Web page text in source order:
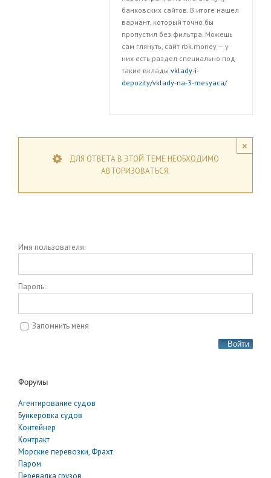
банковских сайтов. В итоге нашел
вариант, который точно бы
пропустил без фильтра. Можешь
сам глянуть, сайт rbk.money — у
них есть раздел специально под
такие вклады vklady-i-
depozity/vklady-na-3-mesyaca/
×
ДЛЯ ОТВЕТА В ЭТОЙ ТЕМЕ НЕОБХОДИМО
АВТОРИЗОВАТЬСЯ.
Имя пользователя:
Пароль:
Запомнить меня
Войти
Форумы
Агентирование судов
Бункеровка судов
Контейнер
Контракт
Морские перевозки, Фрахт
Паром